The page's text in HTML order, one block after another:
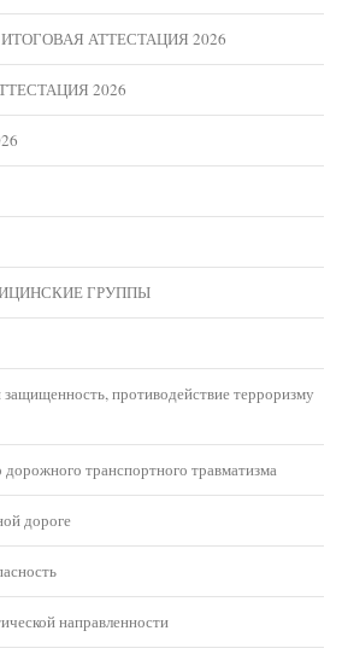
АТТЕСТАЦИЯ 2026
2026
ГРУППЫ
противодействие терроризму
дорожного транспортного травматизма
дороге
направленности